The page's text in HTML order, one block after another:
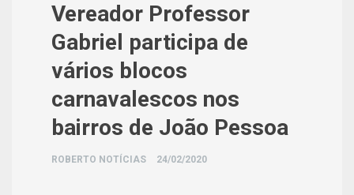
Vereador Professor
Gabriel participa de
vários blocos
carnavalescos nos
bairros de João Pessoa
ROBERTO NOTÍCIAS 24/02/2020